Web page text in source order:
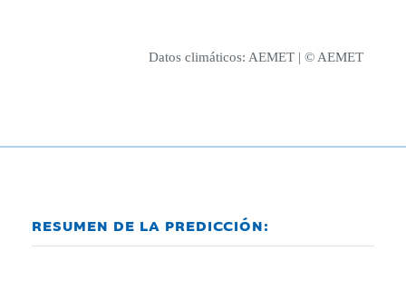
Datos climáticos: AEMET | © AEMET
RESUMEN DE LA PREDICCIÓN: